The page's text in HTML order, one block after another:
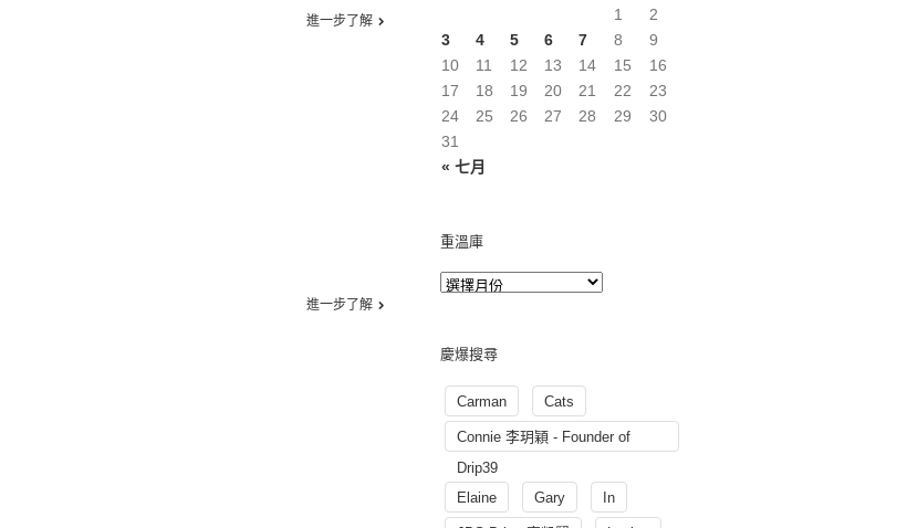
進一步了解
進一步了解
« 七月
1
2
3
4 5 6 7 8
9
10
11 12 13 14 15
16
17
18 19 20 21 22
23
24
25 26 27 28 29
30
31
重溫庫
慶爆搜尋
Carman Cats
Connie 李玥穎 - Founder of
Drip39
Elaine
Gary In